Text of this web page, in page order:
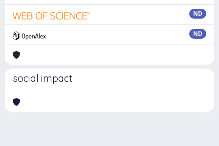
ND
ND
social impact